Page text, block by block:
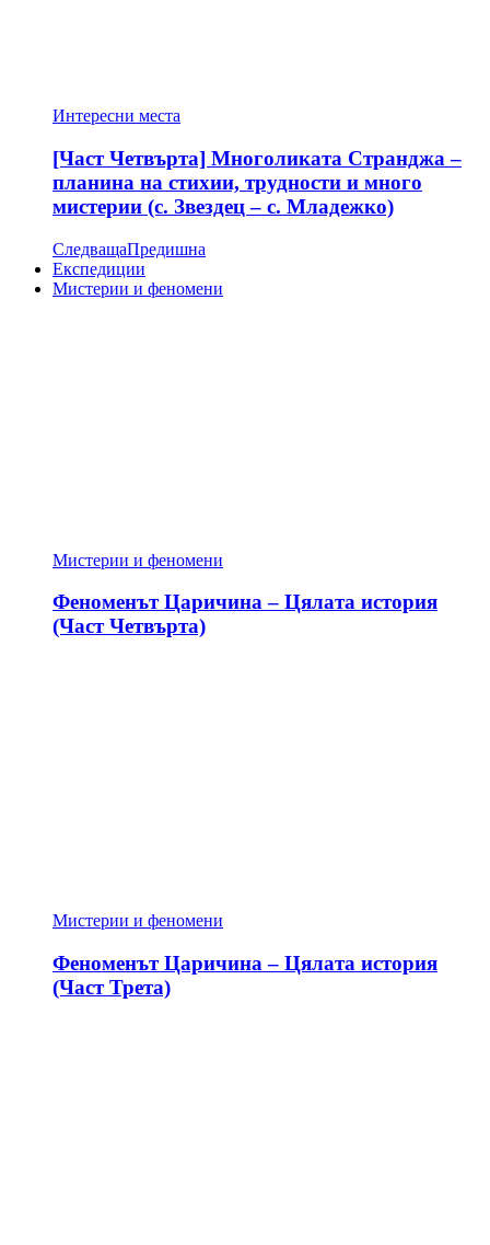
Интересни места
[Част Четвърта] Многоликата Странджа –
планина на стихии, трудности и много
мистерии (с. Звездец – с. Младежко)
СледващаПредишна
Експедиции
Мистерии и феномени
Мистерии и феномени
Феноменът Царичина – Цялата история
(Част Четвърта)
Мистерии и феномени
Феноменът Царичина – Цялата история
(Част Трета)